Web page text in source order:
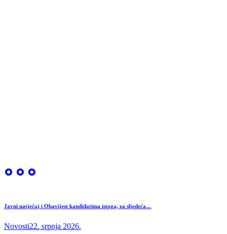
Javni natječaj i Obavijest kandidatima istoga, za sljedeća…
Novosti22. srpnja 2026.